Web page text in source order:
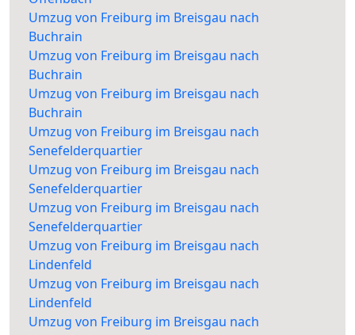
Umzug von Freiburg im Breisgau nach
Buchrain
Umzug von Freiburg im Breisgau nach
Buchrain
Umzug von Freiburg im Breisgau nach
Buchrain
Umzug von Freiburg im Breisgau nach
Senefelderquartier
Umzug von Freiburg im Breisgau nach
Senefelderquartier
Umzug von Freiburg im Breisgau nach
Senefelderquartier
Umzug von Freiburg im Breisgau nach
Lindenfeld
Umzug von Freiburg im Breisgau nach
Lindenfeld
Umzug von Freiburg im Breisgau nach